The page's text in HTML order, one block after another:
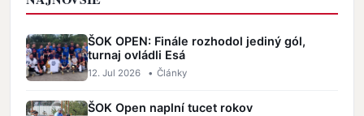
ŠOK OPEN: Finále rozhodol jediný gól,
turnaj ovládli Esá
12. Jul 2026 • Články
ŠOK Open naplní tucet rokov